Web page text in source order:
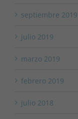
septiembre 2019
julio 2019
marzo 2019
febrero 2019
julio 2018